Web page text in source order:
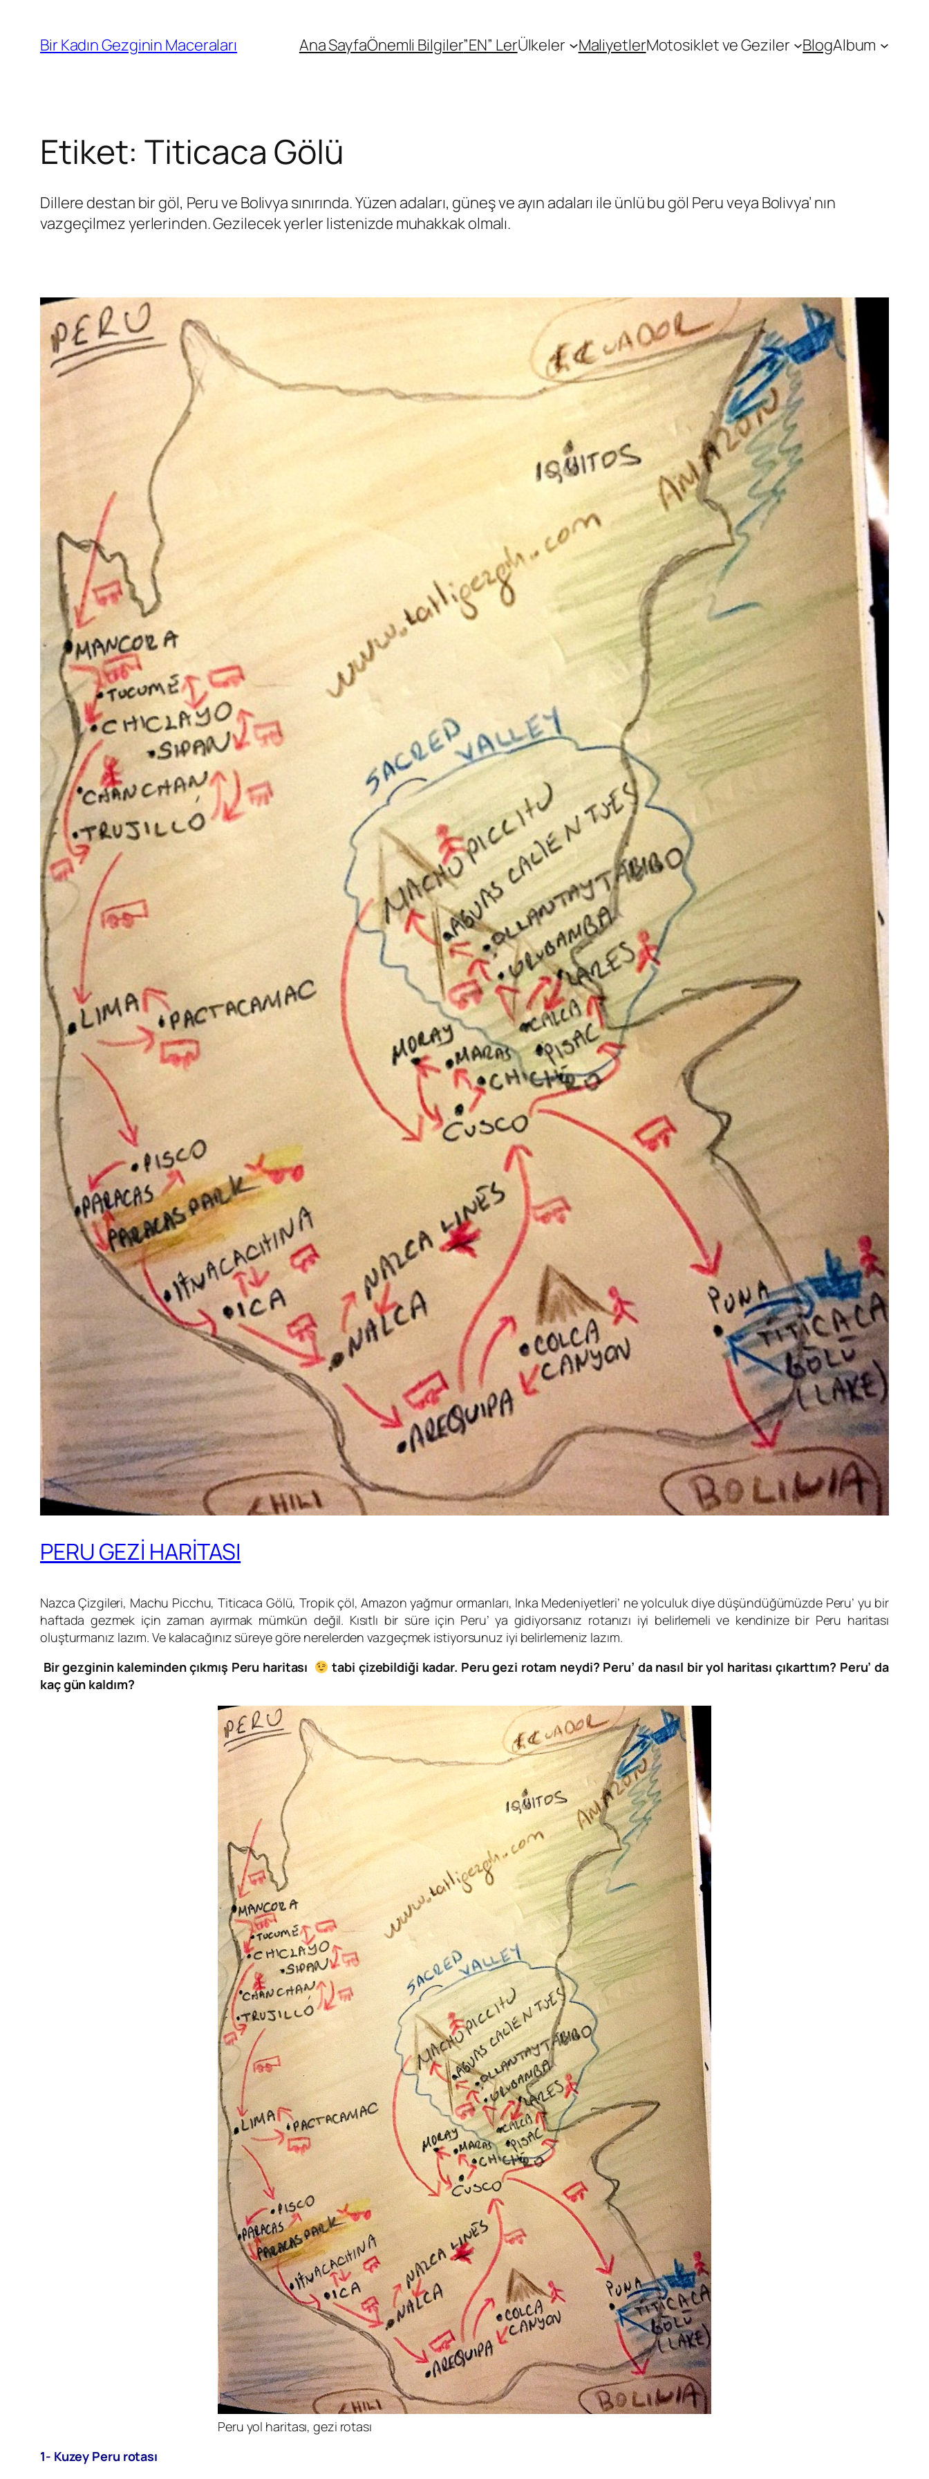
Bir Kadın Gezginin Maceraları Ana SayfaÖnemli Bilgiler”EN” LerÜlkeler MaliyetlerMotosiklet ve Geziler BlogAlbum
Etiket:Titicaca Gölü
Dillere destan bir göl, Peru ve Bolivya sınırında. Yüzen adaları, güneş ve ayın adaları ile ünlü bu göl Peru veya Bolivya’ nın
vazgeçilmez yerlerinden. Gezilecek yerler listenizde muhakkak olmalı.
PERU GEZİ HARİTASI
Nazca Çizgileri, Machu Picchu, Titicaca Gölü, Tropik çöl, Amazon yağmur ormanları, Inka Medeniyetleri’ ne yolculuk diye düşündüğümüzde Peru’ yu bir
haftada gezmek için zaman ayırmak mümkün değil. Kısıtlı bir süre için Peru’ ya gidiyorsanız rotanızı iyi belirlemeli ve kendinize bir Peru haritası
oluşturmanız lazım. Ve kalacağınız süreye göre nerelerden vazgeçmek istiyorsunuz iyi belirlemeniz lazım.
Bir gezginin kaleminden çıkmış Peru haritası
tabi çizebildiği kadar. Peru gezi rotam neydi? Peru’ da nasıl bir yol haritası çıkarttım? Peru’ da
kaç gün kaldım?
Peru yol haritası, gezi rotası
1- Kuzey Peru rotası